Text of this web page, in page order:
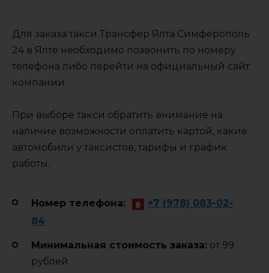
Для заказа такси Трансфер Ялта Симферополь
24 в Ялте необходимо позвонить по номеру
телефона либо перейти на официальный сайт
компании.
При выборе такси обратить внимание на
наличие возможности оплатить картой, какие
автомобили у таксистов, тарифы и график
работы.
Номер телефона:
+7 (978) 083-02-
84
Минимальная стоимость заказа: от 99
рублей